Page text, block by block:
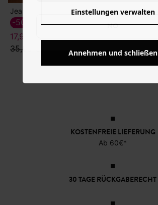
NO
Jeans-Bermuda
17,99 €
35,99 €
-50%
KOSTENFREIE LIEFERUNG
Ab 60€*
30 TAGE RÜCKGABERECHT
Einstellungen verwalten
Annehmen und schließen